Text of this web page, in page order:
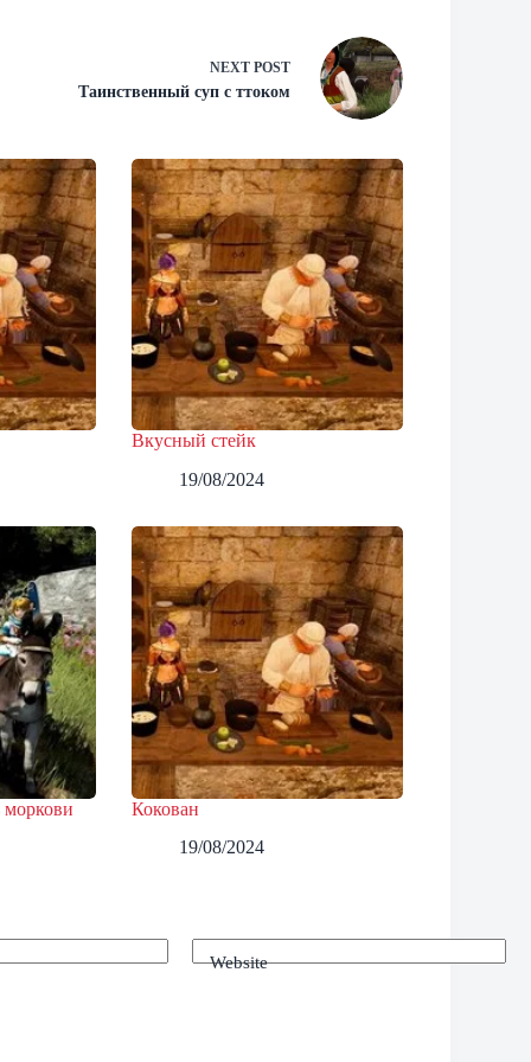
NEXT POST
Таинственный суп с ттоком
Вкусный стейк
19/08/2024
Кокован
19/08/2024
Website